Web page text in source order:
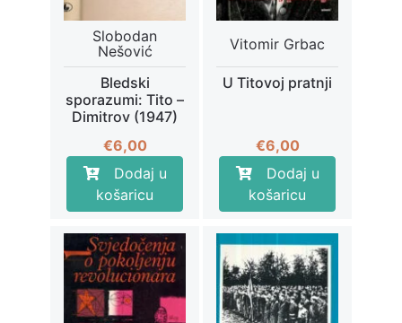
Slobodan
Nešović
Bledski
sporazumi: Tito –
Dimitrov (1947)
€6,00
Dodaj u
košaricu
Vitomir Grbac
U Titovoj pratnji
€6,00
Dodaj u
košaricu